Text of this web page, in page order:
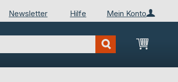
Mein Konto
Newsletter Hilfe
Mein